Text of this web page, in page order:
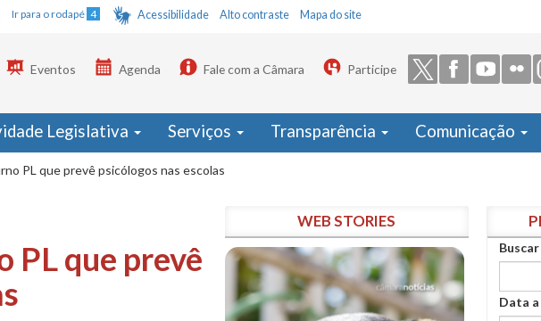
Ir para o rodapé 4 Acessibilidade Alto contraste Mapa do site
Eventos Agenda Fale com a Câmara Participe
Legislativa Serviços Transparência Comunicação
PL que prevê psicólogos nas escolas
PL que prevê
WEB STORIES
Buscar
Data